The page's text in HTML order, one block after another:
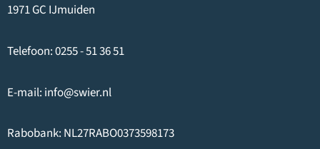
1971 GC IJmuiden
Telefoon:0255 - 51 36 51
E-mail: info@swier.nl
Rabobank: NL27RABO0373598173